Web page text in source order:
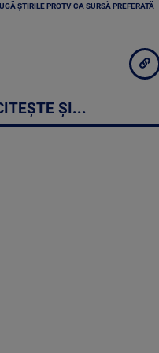
ȘTIRILE PROTV CA SURSĂ PREFERATĂ
ȘI...